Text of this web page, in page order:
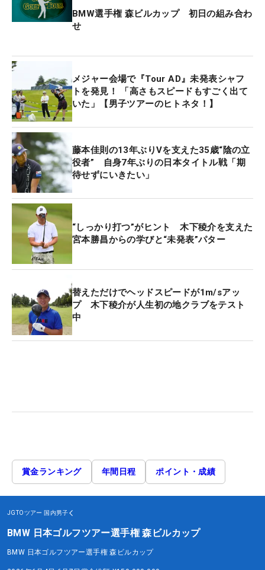
BMW選手権 森ビルカップ 初日の組み合わ
せ
メジャー会場で『Tour AD』未発表シャフ
トを発見！ 「高さもスピードもすごく出て
いた」【男子ツアーのヒトネタ！】
藤本佳則の13年ぶりVを支えた35歳“陰の立
役者” 自身7年ぶりの日本タイトル戦「期
待せずにいきたい」
“しっかり打つ”がヒント 木下稜介を支えた
宮本勝昌からの学びと“未発表”パター
替えただけでヘッドスピードが1m/sアッ
プ 木下稜介が人生初の地クラブをテスト
中
賞金ランキング 年間日程 ポイント・成績
JGTOツアー 国内男子
BMW 日本ゴルフツアー選手権 森ビルカップ
BMW 日本ゴルフツアー選手権 森ビルカップ